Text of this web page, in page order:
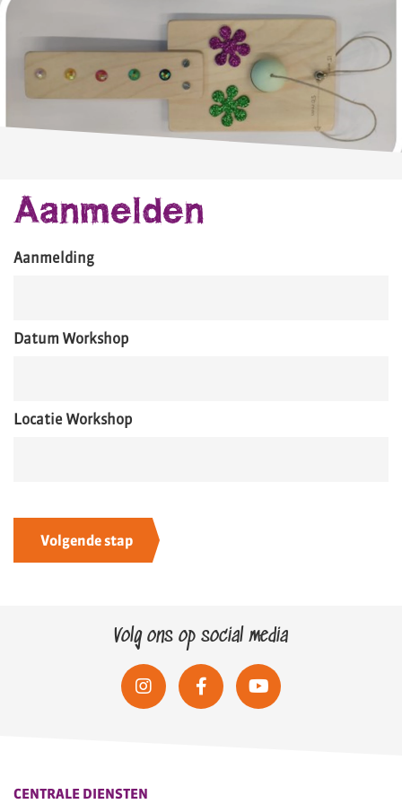
Aanmelden
Aanmelding
Datum Workshop
Locatie Workshop
Volg ons op social media
CENTRALE DIENSTEN